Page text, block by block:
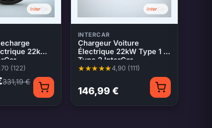
22kW
(122)
4,70 sur 5, 122 évaluations
331,19 €
INTERCAR
Chargeur Voiture
Électrique 22kW Type 1 /
Type 2 InterCar
4,90 (111)
Note moyenne 4,90 sur 5, 111 évaluations
146,99 €